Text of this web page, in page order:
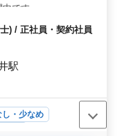
です。
) / 正社員・契約社員
駅
し・少なめ